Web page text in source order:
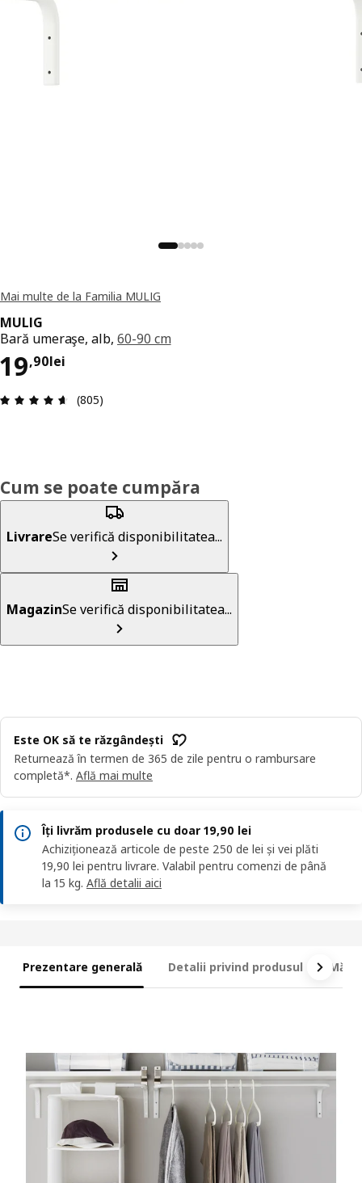
Mai multe de la Familia MULIG
MULIG
Bară umeraşe, alb, 60-90 cm
19,90lei
Preț 19,90lei
Prezentare generală: 4.6 din 5 stele Total
(805)
Cum se poate cumpăra
LivrareSe verifică disponibilitatea...
MagazinSe verifică disponibilitatea...
Este OK să te răzgândești
Returnează în termen de 365 de zile pentru o rambursare
completă*. Află mai multe
Îți livrăm produsele cu doar 19,90 lei
Achiziționează articole de peste 250 de lei și vei plăti
19,90 lei pentru livrare. Valabil pentru comenzi de până
la 15 kg. Află detalii aici
Prezentare generală Detalii privind produsul